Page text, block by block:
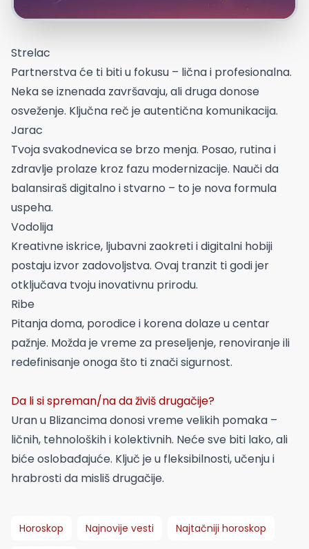
Strelac
Partnerstva će ti biti u fokusu – lična i profesionalna.
Neka se iznenada završavaju, ali druga donose
osveženje. Ključna reč je autentična komunikacija.
Jarac
Tvoja svakodnevica se brzo menja. Posao, rutina i
zdravlje prolaze kroz fazu modernizacije. Nauči da
balansiraš digitalno i stvarno – to je nova formula
uspeha.
Vodolija
Kreativne iskrice, ljubavni zaokreti i digitalni hobiji
postaju izvor zadovoljstva. Ovaj tranzit ti godi jer
otključava tvoju inovativnu prirodu.
Ribe
Pitanja doma, porodice i korena dolaze u centar
pažnje. Možda je vreme za preseljenje, renoviranje ili
redefinisanje onoga što ti znači sigurnost.
Da li si spreman/na da živiš drugačije?
Uran u Blizancima donosi vreme velikih pomaka –
ličnih, tehnoloških i kolektivnih. Neće sve biti lako, ali
biće oslobađajuće. Ključ je u fleksibilnosti, učenju i
hrabrosti da misliš drugačije.
Horoskop Najnovije vesti Najtačniji horoskop